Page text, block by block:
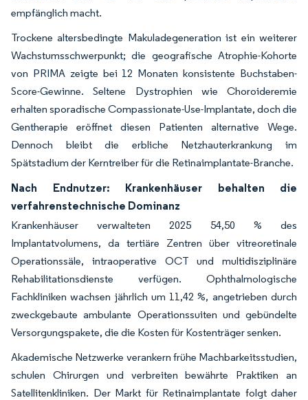
empfänglich macht.
Trockene altersbedingte Makuladegeneration ist ein weiterer
Wachstumsschwerpunkt; die geografische Atrophie-Kohorte
von PRIMA zeigte bei 12 Monaten konsistente Buchstaben-
Score-Gewinne. Seltene Dystrophien wie Choroideremie
erhalten sporadische Compassionate-Use-Implantate, doch die
Gentherapie eröffnet diesen Patienten alternative Wege.
Dennoch bleibt die erbliche Netzhauterkrankung im
Spätstadium der Kerntreiber für die Retinaimplantate-Branche.
Nach Endnutzer: Krankenhäuser behalten die
verfahrenstechnische Dominanz
Krankenhäuser verwalteten 2025 54,50 % des
Implantatvolumens, da tertiäre Zentren über vitreoretinale
Operationssäle, intraoperative OCT und multidisziplinäre
Rehabilitationsdienste verfügen. Ophthalmologische
Fachkliniken wachsen jährlich um 11,42 %, angetrieben durch
zweckgebaute ambulante Operationssuiten und gebündelte
Versorgungspakete, die die Kosten für Kostenträger senken.
Akademische Netzwerke verankern frühe Machbarkeitsstudien,
schulen Chirurgen und verbreiten bewährte Praktiken an
Satellitenkliniken. Der Markt für Retinaimplantate folgt daher